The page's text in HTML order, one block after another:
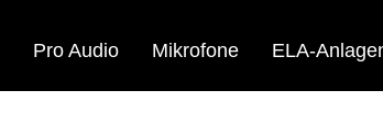
Pro Audio Mikrofone ELA-